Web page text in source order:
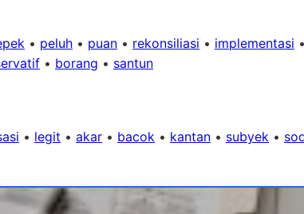
• peluh • puan • rekonsiliasi • implementasi •
• borang • santun
• legit • akar • bacok • kantan • subyek •